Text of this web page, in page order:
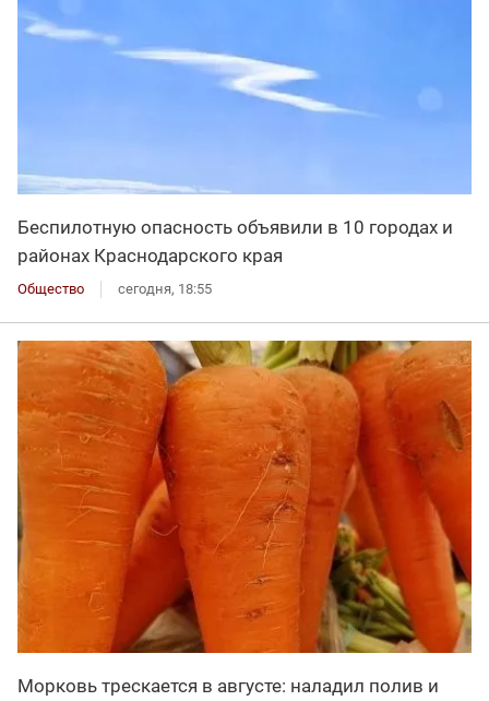
Беспилотную опасность объявили в 10 городах и
районах Краснодарского края
Общество сегодня, 18:55
Морковь трескается в августе: наладил полив и